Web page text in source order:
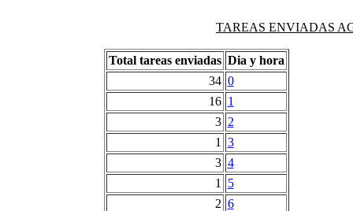
TAREAS ENVIADAS
Total tareas enviadas Dia y hora
34 0
16 1
3 2
1
3
3 4
1
5
2 6